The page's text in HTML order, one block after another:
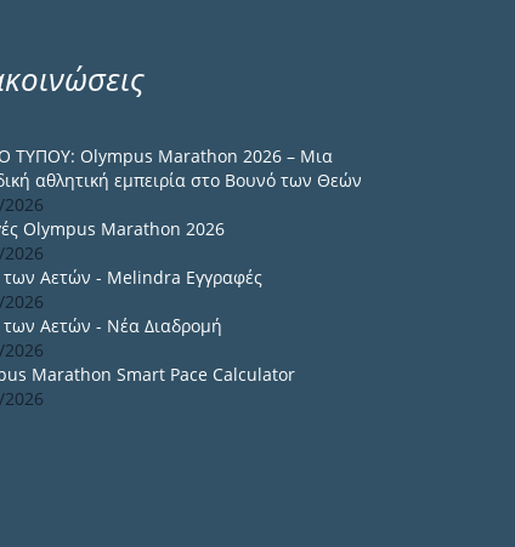
ΤΥΠΟΥ: Olympus Marathon 2026 – Μια
αθλητική εμπειρία στο Βουνό των Θεών
Olympus Marathon 2026
Αετών - Melindra Εγγραφές
Αετών - Νέα Διαδρομή
Marathon Smart Pace Calculator